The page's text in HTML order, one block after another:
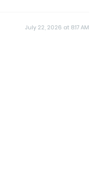
July 22, 2026 at 8:17 AM